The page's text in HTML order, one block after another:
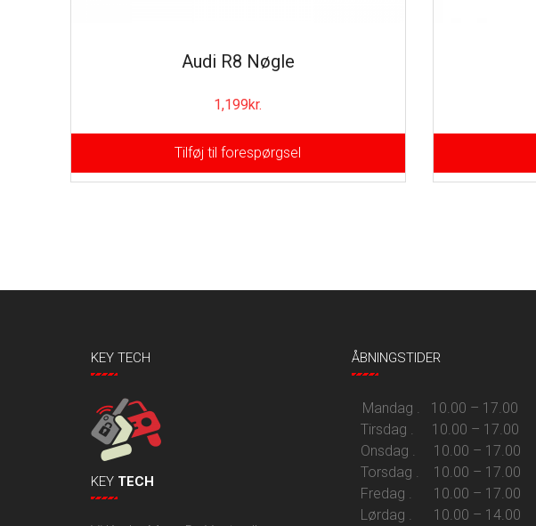
Audi R8 Nøgle
1,199kr.
Tilføj til forespørgsel
KEY TECH
KEY TECH
ÅBNINGSTIDER
Mandag . 10.00 – 17.00
Tirsdag . 10.00 – 17.00
Onsdag . 10.00 – 17.00
Torsdag . 10.00 – 17.00
Fredag . 10.00 – 17.00
Lørdag . 10.00 – 14.00